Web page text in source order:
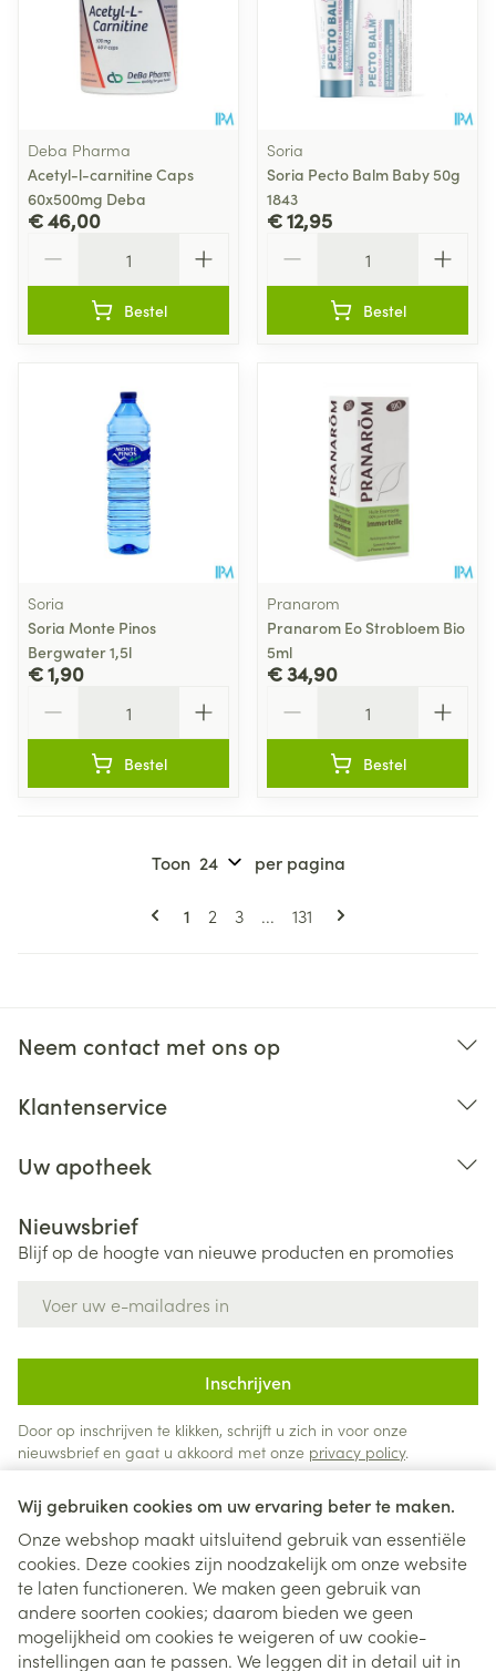
Wij gebruiken cookies om uw ervaring beter te maken.
Onze webshop maakt uitsluitend gebruik van essentiële
cookies. Deze cookies zijn noodzakelijk om onze website
te laten functioneren. We maken geen gebruik van
andere soorten cookies; daarom bieden we geen
mogelijkheid om cookies te weigeren of uw cookie-
instellingen aan te passen. We leggen dit in detail uit in
Deba Pharma
Acetyl-l-carnitine Caps
60x500mg Deba
€ 46,00
Bestel
Soria
Soria Pecto Balm Baby 50g
1843
€ 12,95
Bestel
Soria
Soria Monte Pinos
Bergwater 1,5l
€ 1,90
Bestel
Pranarom
Pranarom Eo Strobloem Bio
5ml
€ 34,90
Bestel
Pagina's
U lees momenteel pagina
1 Pagina
2 Pagina
3 ... Pagina
131
Toon per pagina
Neem contact met ons op
Klantenservice
Uw apotheek
Nieuwsbrief
Blijf op de hoogte van nieuwe producten en promoties
Inschrijven
Door op inschrijven te klikken, schrijft u zich in voor onze
nieuwsbrief en gaat u akkoord met onze privacy policy.